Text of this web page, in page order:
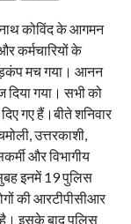
कोविंद के आगमन
कर्मचारियों के
मच गया। आनन
गया। सभी को
गए हैं।बीते शनिवार
उत्तरकाशी,
और विभागीय
सुबह इनमें 19 पुलिस
की आरटीपीसीआर
है। इसके बाद पुलिस